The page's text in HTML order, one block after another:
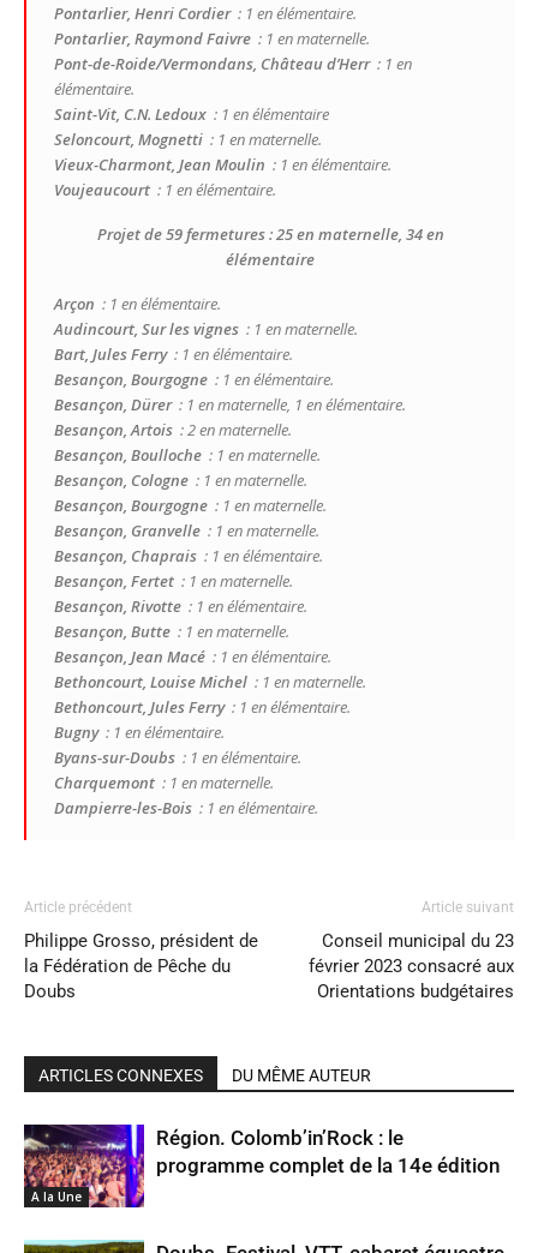
Pontarlier, Henri Cordier: 1 en élémentaire.
Pontarlier, Raymond Faivre : 1 en maternelle.
Pont-de-Roide/Vermondans, Château d’Herr: 1 en
élémentaire.
Saint-Vit, C.N. Ledoux : 1 en élémentaire
Seloncourt, Mognetti : 1 en maternelle.
Vieux-Charmont, Jean Moulin : 1 en élémentaire.
Voujeaucourt : 1 en élémentaire.
Projet de 59 fermetures : 25 en maternelle, 34 en
élémentaire
Arçon : 1 en élémentaire.
Audincourt, Sur les vignes : 1 en maternelle.
Bart, Jules Ferry: 1 en élémentaire.
Besançon, Bourgogne : 1 en élémentaire.
Besançon, Dürer: 1 en maternelle, 1 en élémentaire.
Besançon, Artois : 2 en maternelle.
Besançon, Boulloche : 1 en maternelle.
Besançon, Cologne : 1 en maternelle.
Besançon, Bourgogne : 1 en maternelle.
Besançon, Granvelle : 1 en maternelle.
Besançon, Chaprais : 1 en élémentaire.
Besançon, Fertet : 1 en maternelle.
Besançon, Rivotte : 1 en élémentaire.
Besançon, Butte : 1 en maternelle.
Besançon, Jean Macé : 1 en élémentaire.
Bethoncourt, Louise Michel : 1 en maternelle.
Bethoncourt, Jules Ferry: 1 en élémentaire.
Bugny: 1 en élémentaire.
Byans-sur-Doubs : 1 en élémentaire.
Charquemont : 1 en maternelle.
Dampierre-les-Bois : 1 en élémentaire.
Article précédent
Philippe Grosso, président de
la Fédération de Pêche du
Doubs
Article suivant
Conseil municipal du 23
février 2023 consacré aux
Orientations budgétaires
ARTICLES CONNEXES DU MÊME AUTEUR
A la Une
Région. Colomb’in’Rock : le
programme complet de la 14e édition